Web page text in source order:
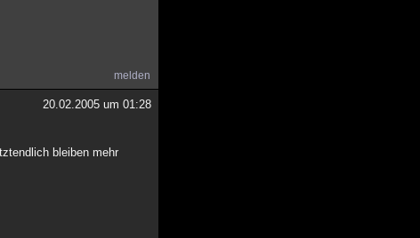
melden
20.02.2005 um 01:28
bleiben mehr